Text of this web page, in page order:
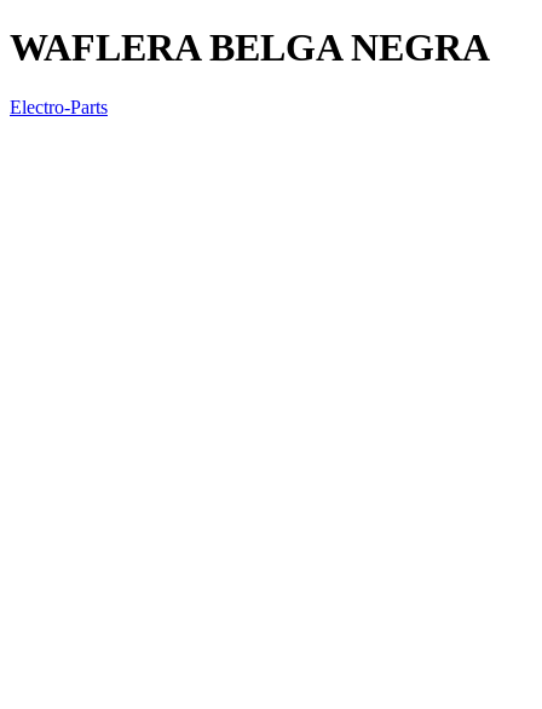
WAFLERA BELGA NEGRA
Electro-Parts